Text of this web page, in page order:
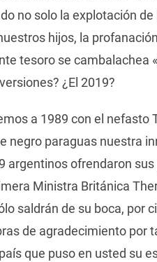
no solo la explotación de
hijos, la
tesoro se cambalachea
¿El 2019?
a 1989 con el nefasto
negro paraguas nuestra
argentinos ofrendaron
Ministra Británica
saldrán de su boca, por
de agradecimiento por
que puso en usted su